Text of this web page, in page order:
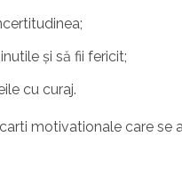
și să fii fericit;
cu curaj.
motivationale care